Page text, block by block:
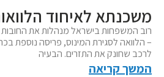
משכנתא לאיחוד הלוואות
רוב המשפחות בישראל מנהלות את החובות
– הלוואה לסגירת המינוס, פריסה נוספת
לרכב שחונק את התזרים. הבעיה
המשך קריאה